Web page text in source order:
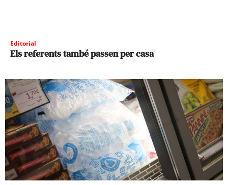
Editorial
Els referents també passen per casa